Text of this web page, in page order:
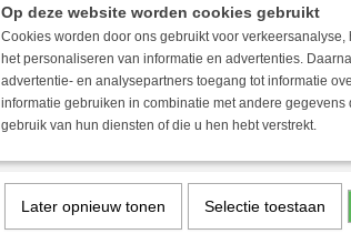
Op deze website worden cookies gebruikt
Cookies worden door ons gebruikt voor
het personaliseren van informatie en advertenties.
advertentie- en analysepartners toegang tot informatie
informatie gebruiken in combinatie met andere
gebruik van hun diensten of die u hen hebt verstrekt.
Later opnieuw tonen Selectie toestaan